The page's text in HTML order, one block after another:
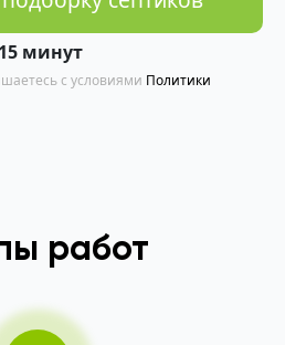
15 минут
с условиями Политики
работ